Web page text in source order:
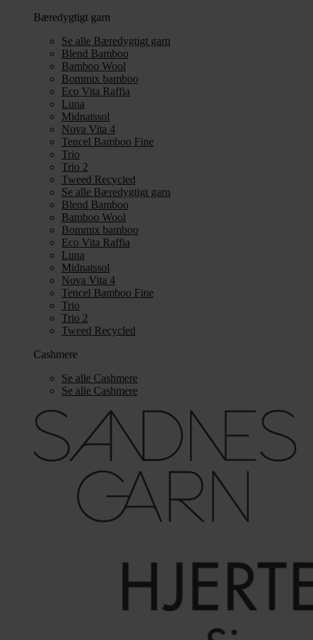
Bæredygtigt garn
Se alle Bæredygtigt garn
Blend Bamboo
Bamboo Wool
Bommix bamboo
Eco Vita Raffia
Luna
Midnatssol
Nova Vita 4
Tencel Bamboo Fine
Trio
Trio 2
Tweed Recycled
Se alle Bæredygtigt garn
Blend Bamboo
Bamboo Wool
Bommix bamboo
Eco Vita Raffia
Luna
Midnatssol
Nova Vita 4
Tencel Bamboo Fine
Trio
Trio 2
Tweed Recycled
Cashmere
Se alle Cashmere
Se alle Cashmere